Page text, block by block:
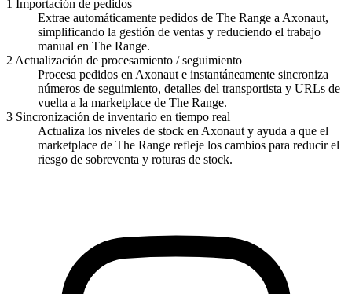
1
Importación de pedidos
Extrae automáticamente pedidos de The Range a Axonaut,
simplificando la gestión de ventas y reduciendo el trabajo
manual en The Range.
2 Actualización de procesamiento / seguimiento
Procesa pedidos en Axonaut e instantáneamente sincroniza
números de seguimiento, detalles del transportista y URLs de
vuelta a la marketplace de The Range.
3 Sincronización de inventario en tiempo real
Actualiza los niveles de stock en Axonaut y ayuda a que el
marketplace de The Range refleje los cambios para reducir el
riesgo de sobreventa y roturas de stock.